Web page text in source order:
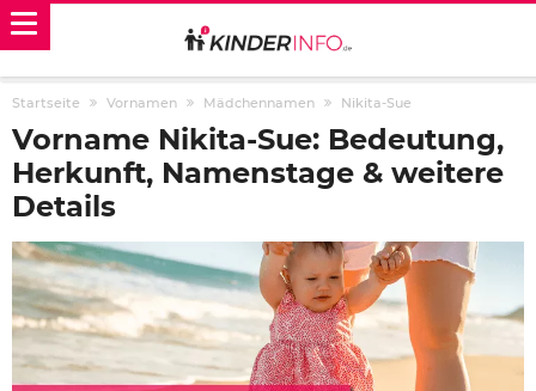
Startseite Vornamen Mädchennamen Nikita-Sue
Vorname Nikita-Sue: Bedeutung,
Herkunft, Namenstage & weitere
Details